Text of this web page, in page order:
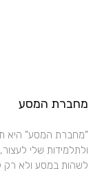
מחברת המסע
"מחברת המסע" היא
ולתלמידות שלי
לשהות במסע ולא רק